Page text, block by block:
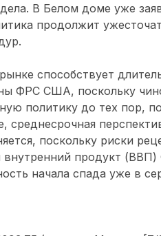
В Белом доме уже
продолжит
способствует
ФРС США, поскольку
политику до тех пор,
среднесрочная
поскольку риски
продукт
начала спада уже в